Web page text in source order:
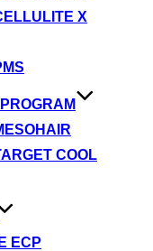
X
COOL
ECP